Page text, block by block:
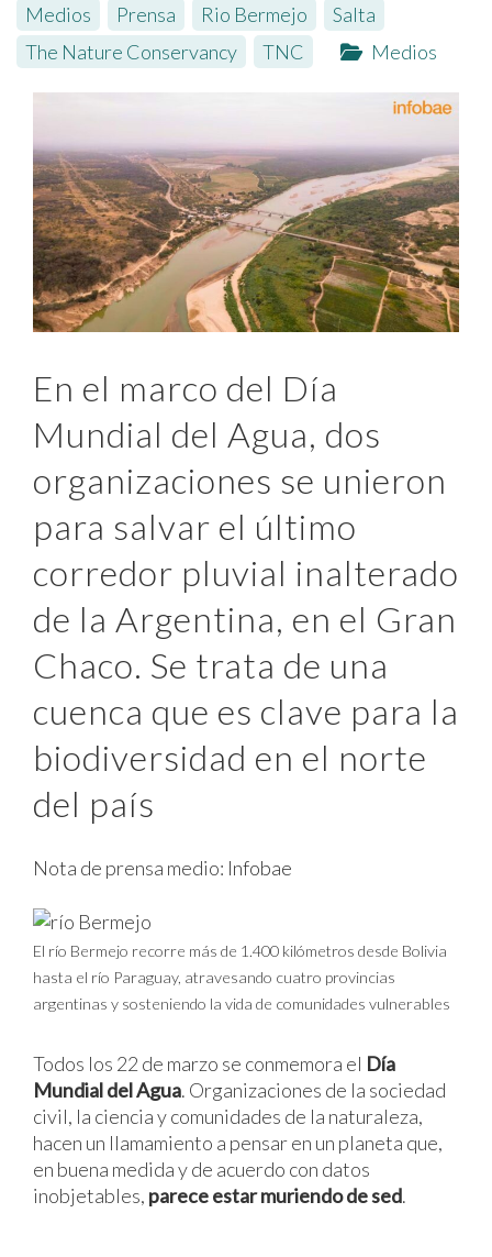
Medios
Prensa Rio Bermejo Salta
The Nature Conservancy
TNC Medios
En el marco del Día
Mundial del Agua, dos
organizaciones se unieron
para salvar el último
corredor pluvial inalterado
de la Argentina, en el Gran
Chaco. Se trata de una
cuenca que es clave para la
biodiversidad en el norte
del país
Nota de prensa medio: Infobae
El río Bermejo recorre más de 1.400 kilómetros desde Bolivia
hasta el río Paraguay, atravesando cuatro provincias
argentinas y sosteniendo la vida de comunidades vulnerables
Todos los 22 de marzo se conmemora el Día
Mundial del Agua. Organizaciones de la sociedad
civil, la ciencia y comunidades de la naturaleza,
hacen un llamamiento a pensar en un planeta que,
en buena medida y de acuerdo con datos
inobjetables, parece estar muriendo de sed.